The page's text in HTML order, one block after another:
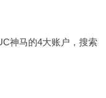
神马的4大账户，搜索